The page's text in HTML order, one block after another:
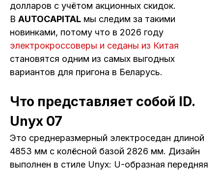
долларов с учётом акционных скидок.
В AUTOCAPITAL мы следим за такими
новинками, потому что в 2026 году
электрокроссоверы и седаны из Китая
становятся одним из самых выгодных
вариантов для пригона в Беларусь.
Что представляет собой ID.
Unyx 07
Это среднеразмерный электроседан длиной
4853 мм с колёсной базой 2826 мм. Дизайн
выполнен в стиле Unyx: U-образная передняя